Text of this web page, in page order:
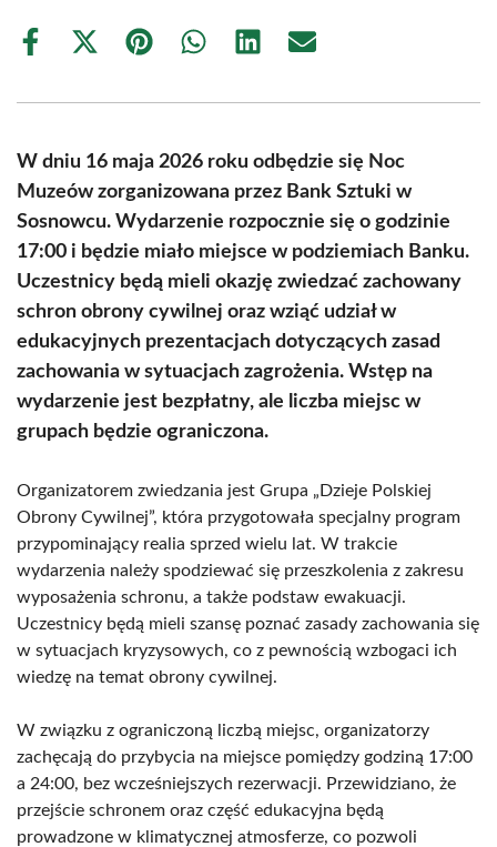
Share
Share
(Twitter)
Share Share Share Share
W dniu 16 maja 2026 roku odbędzie się Noc
Muzeów zorganizowana przez Bank Sztuki w
Sosnowcu. Wydarzenie rozpocznie się o godzinie
17:00 i będzie miało miejsce w podziemiach Banku.
Uczestnicy będą mieli okazję zwiedzać zachowany
schron obrony cywilnej oraz wziąć udział w
edukacyjnych prezentacjach dotyczących zasad
zachowania w sytuacjach zagrożenia. Wstęp na
wydarzenie jest bezpłatny, ale liczba miejsc w
grupach będzie ograniczona.
Organizatorem zwiedzania jest Grupa „Dzieje Polskiej
Obrony Cywilnej”, która przygotowała specjalny program
przypominający realia sprzed wielu lat. W trakcie
wydarzenia należy spodziewać się przeszkolenia z zakresu
wyposażenia schronu, a także podstaw ewakuacji.
Uczestnicy będą mieli szansę poznać zasady zachowania się
w sytuacjach kryzysowych, co z pewnością wzbogaci ich
wiedzę na temat obrony cywilnej.
W związku z ograniczoną liczbą miejsc, organizatorzy
zachęcają do przybycia na miejsce pomiędzy godziną 17:00
a 24:00, bez wcześniejszych rezerwacji. Przewidziano, że
przejście schronem oraz część edukacyjna będą
prowadzone w klimatycznej atmosferze, co pozwoli